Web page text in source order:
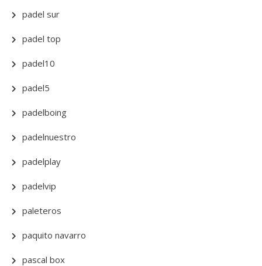
padel sur
padel top
padel10
padel5
padelboing
padelnuestro
padelplay
padelvip
paleteros
paquito navarro
pascal box